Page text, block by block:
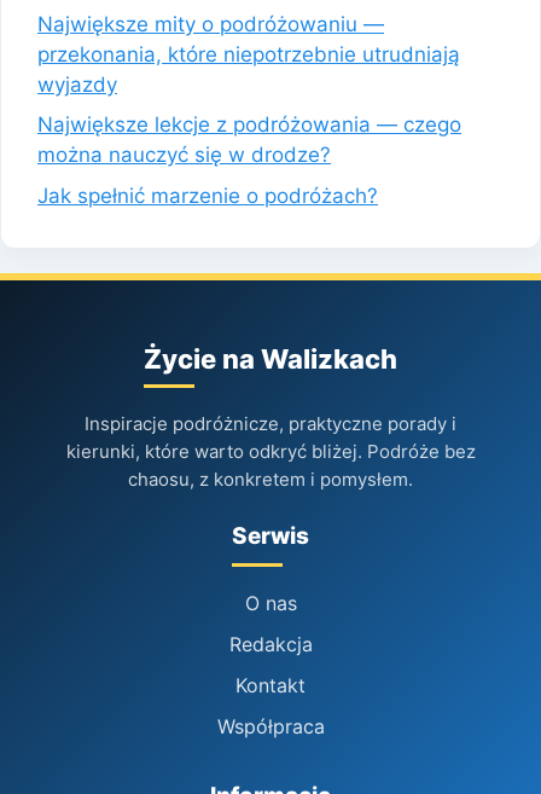
Największe mity o podróżowaniu —
przekonania, które niepotrzebnie utrudniają
wyjazdy
Największe lekcje z podróżowania — czego
można nauczyć się w drodze?
Jak spełnić marzenie o podróżach?
Życie na Walizkach
Inspiracje podróżnicze, praktyczne porady i
kierunki, które warto odkryć bliżej. Podróże bez
chaosu, z konkretem i pomysłem.
Serwis
O nas
Redakcja
Kontakt
Współpraca